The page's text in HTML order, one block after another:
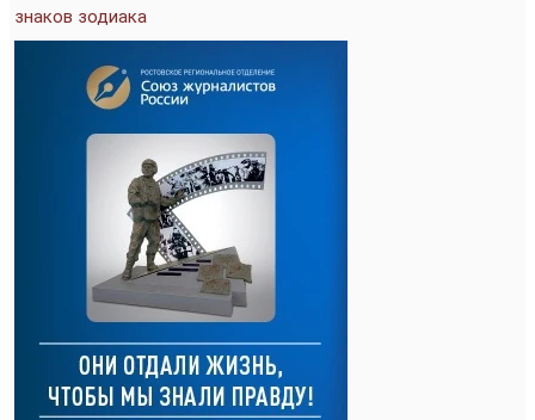
знаков зодиака